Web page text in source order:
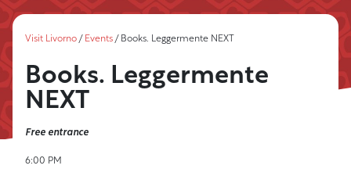
Visit Livorno / Events / Books. Leggermente NEXT
Books. Leggermente
NEXT
Free entrance
6:00 PM